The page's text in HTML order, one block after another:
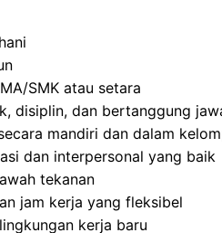
SMK atau setara
disiplin, dan bertanggung
mandiri dan dalam
dan interpersonal yang baik
tekanan
jam kerja yang fleksibel
kerja baru